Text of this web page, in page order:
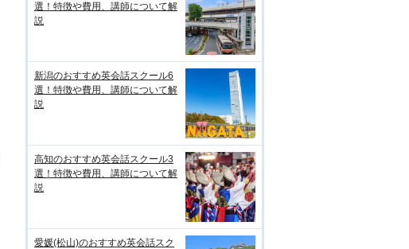
選！特徴や費用、講師について解
説
新潟のおすすめ英会話スクール6
選！特徴や費用、講師について解
説
高知のおすすめ英会話スクール3
選！特徴や費用、講師について解
説
愛媛(松山)のおすすめ英会話スク